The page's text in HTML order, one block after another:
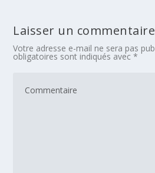
Laisser un commentaire
Votre adresse e-mail ne sera pas
obligatoires sont indiqués avec*